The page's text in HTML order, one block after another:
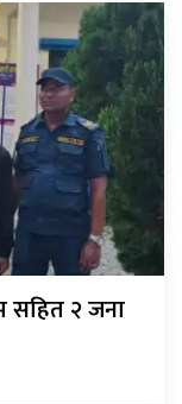
सहित २ जना